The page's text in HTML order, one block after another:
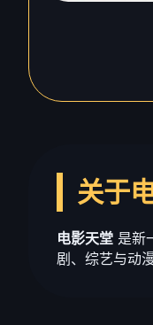
关于
电影天堂 是新
剧、综艺与动漫